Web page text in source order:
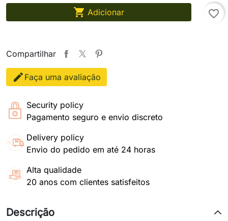
 Adicionar favorite_border
Compartilhar
Faça uma avaliação
Security policy
Pagamento seguro e envio discreto
Delivery policy
Envio do pedido em até 24 horas
Alta qualidade
20 anos com clientes satisfeitos
Descrição